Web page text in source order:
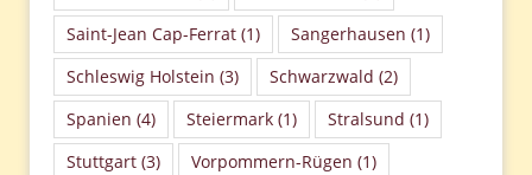
Saint-Jean Cap-Ferrat (1) Sangerhausen (1)
Schleswig Holstein (3) Schwarzwald (2)
Spanien (4) Steiermark (1) Stralsund (1)
Stuttgart (3) Vorpommern-Rügen (1)